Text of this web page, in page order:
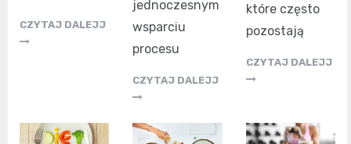
CZYTAJ DALEJJ
jednoczesnym
wsparciu
procesu
CZYTAJ DALEJJ
które często
pozostają
CZYTAJ DALEJJ